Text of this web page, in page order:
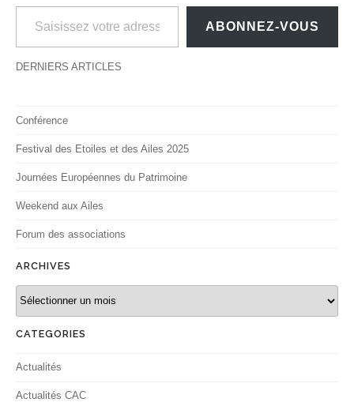
Saisissez votre adresse e-mail…
ABONNEZ-VOUS
DERNIERS ARTICLES
Conférence
Festival des Etoiles et des Ailes 2025
Journées Européennes du Patrimoine
Weekend aux Ailes
Forum des associations
ARCHIVES
CATEGORIES
Actualités
Actualités CAC